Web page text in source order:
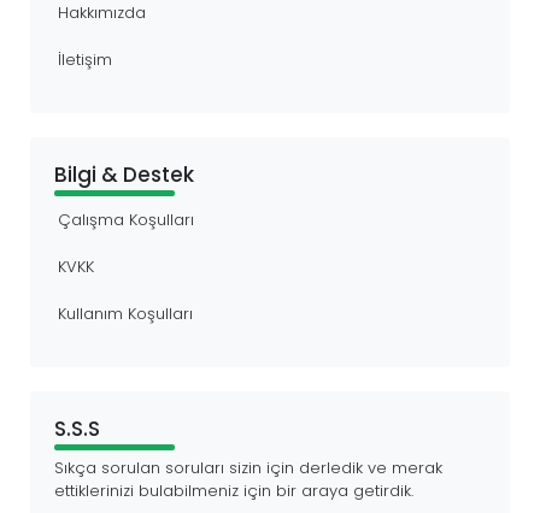
Hakkımızda
İletişim
Bilgi & Destek
Çalışma Koşulları
KVKK
Kullanım Koşulları
S.S.S
Sıkça sorulan soruları sizin için derledik ve merak
ettiklerinizi bulabilmeniz için bir araya getirdik.